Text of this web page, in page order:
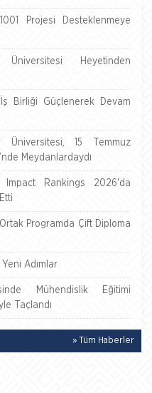
Projesi Desteklenmeye
Heyetinden
Birliği Güçlenerek Devam
Üniversitesi, 15 Temmuz
Meydanlardaydı
Impact Rankings 2026'da
Programda Çift Diploma
Adımlar
Mühendislik Eğitimi
Taçlandı
» Tüm Haberler